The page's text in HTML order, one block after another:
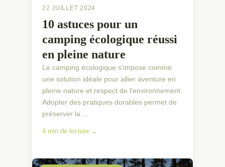
22 JUILLET 2024
10 astuces pour un
camping écologique réussi
en pleine nature
Le camping écologique s'impose comme
une solution idéale pour allier aventure en
pleine nature et respect de l'environnement.
Adopter des pratiques durables permet de
préserver la ...
4 min de lecture →